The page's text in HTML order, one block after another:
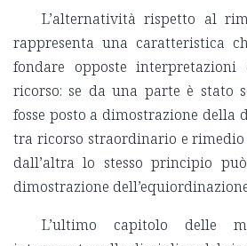
L’alternatività rispetto al
rappresenta una caratteristica
fondare opposte
ricorso: se da una parte è stato
fosse posto a dimostrazione della
tra ricorso straordinario e
dall’altra lo stesso principio
dimostrazione
L’ultimo capitolo delle